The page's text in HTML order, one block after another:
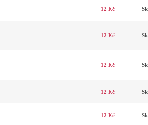
12 Kč
12 Kč
12 Kč
12 Kč
12 Kč